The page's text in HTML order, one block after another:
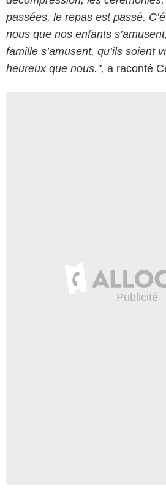
passées, le repas est passé.
nous que nos enfants
famille s’amusent, qu’ils soient
heureux que nous.", a raconté